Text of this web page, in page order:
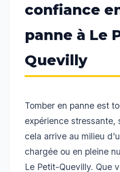
confiance
panne à Le
Quevilly
Tomber en panne est
expérience stressante,
cela arrive au milieu
chargée ou en pleine
Le Petit-Quevilly. Que